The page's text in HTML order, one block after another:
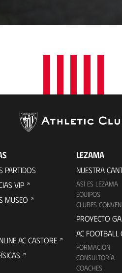
c
i
PARTIDOS
VIP
MUSEO
AC CASTORE
LEZAMA
NUESTRA
ASÍ ES LEZAMA
EQUIPOS
CLUBES
PROYECTO
AC FOOTBALL
FORMACIÓN
CONSULTORÍA
COACHES